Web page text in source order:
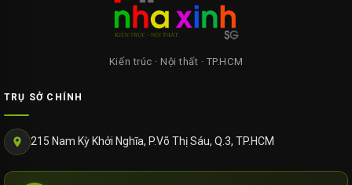
Kiến trúc · Nội thất · TP.HCM
TRỤ SỞ CHÍNH
215 Nam Kỳ Khởi Nghĩa, P.Võ Thị Sáu, Q.3, TP.HCM